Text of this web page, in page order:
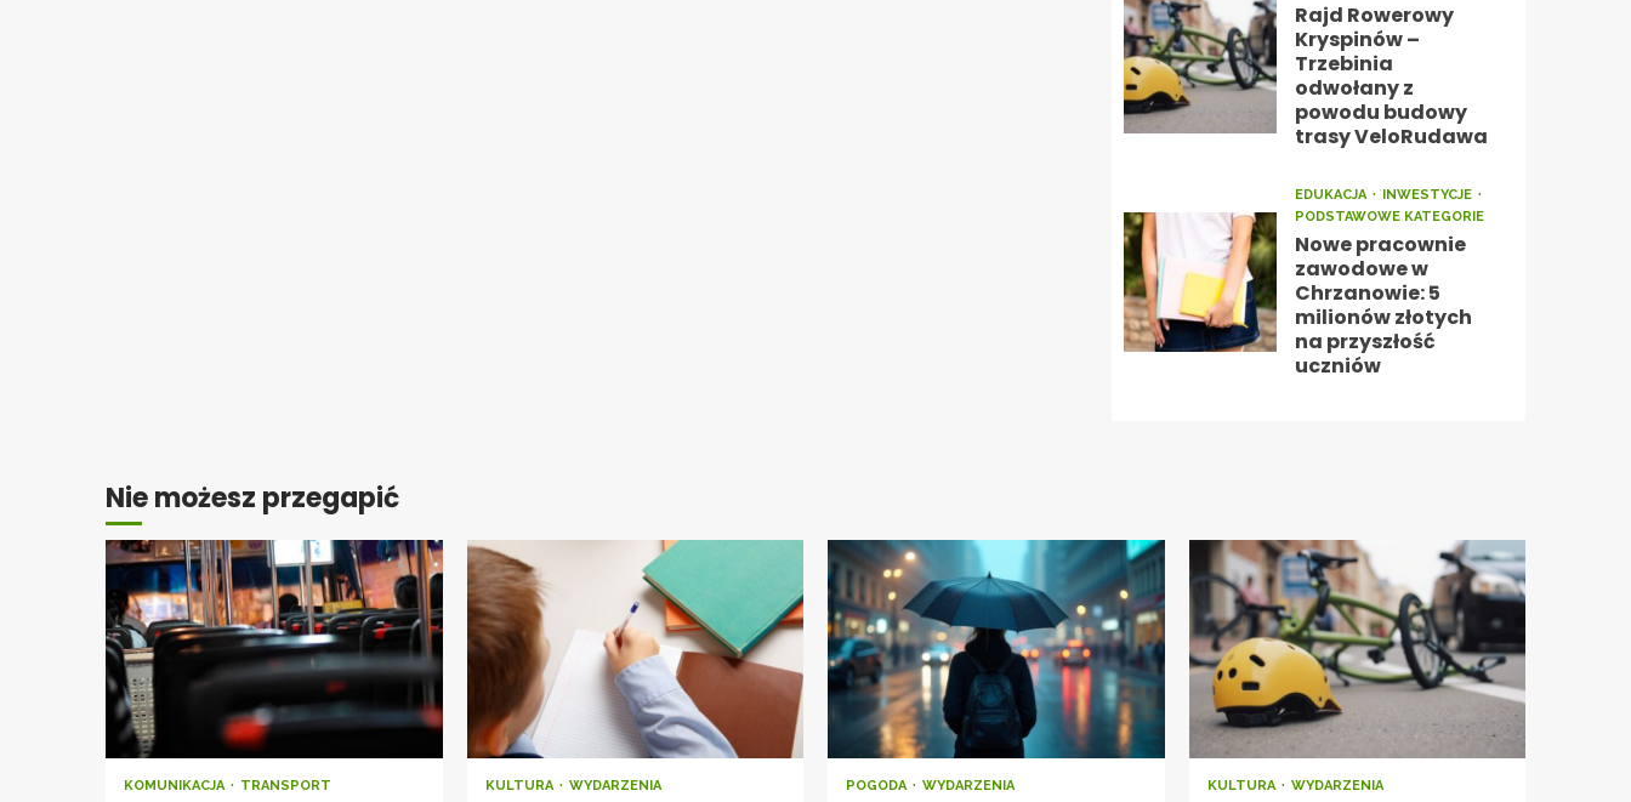
Rajd Rowerowy
Kryspinów –
Trzebinia
odwołany z
powodu budowy
trasy VeloRudawa
EDUKACJA
INWESTYCJE
PODSTAWOWE KATEGORIE
Nowe pracownie
zawodowe w
Chrzanowie: 5
milionów złotych
na przyszłość
uczniów
Nie możesz przegapić
KOMUNIKACJA TRANSPORT KULTURA WYDARZENIA POGODA WYDARZENIA KULTURA WYDARZENIA